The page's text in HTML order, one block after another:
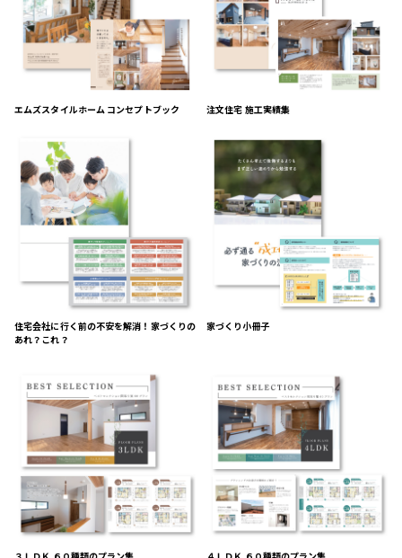
エムズスタイルホーム コンセプトブック 注文住宅 施工実績集
住宅会社に行く前の不安を解消！家づくりの
あれ？これ？
家づくり小冊子